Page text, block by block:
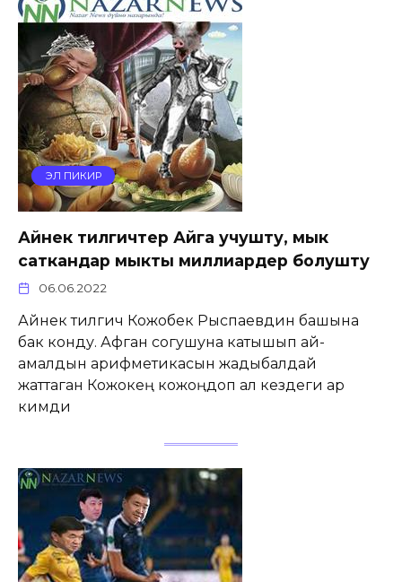
ЭЛ ПИКИР
Айнек тилгичтер Айга учушту, мык
саткандар мыкты миллиардер болушту
06.06.2022
Айнек тилгич Кожобек Рыспаевдин башына
бак конду. Афган согушуна катышып ай-
амалдын арифметикасын жадыбалдай
жаттаган Кожокең кожоңдоп ал кездеги ар
кимди